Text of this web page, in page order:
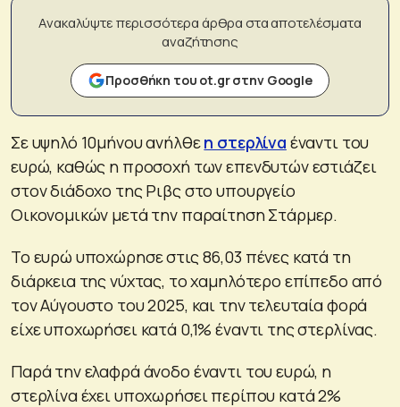
Ανακαλύψτε περισσότερα άρθρα στα αποτελέσματα
αναζήτησης
Προσθήκη του ot.gr στην Google
Σε υψηλό 10μήνου ανήλθεη στερλίνα έναντι του
ευρώ, καθώς η προσοχή των επενδυτών εστιάζει
στον διάδοχο της Ριβς στο υπουργείο
Οικονομικών μετά την παραίτηση Στάρμερ.
Το ευρώ υποχώρησε στις 86,03 πένες κατά τη
διάρκεια της νύχτας, το χαμηλότερο επίπεδο από
τον Αύγουστο του 2025, και την τελευταία φορά
είχε υποχωρήσει κατά 0,1% έναντι της στερλίνας.
Παρά την ελαφρά άνοδο έναντι του ευρώ, η
στερλίνα έχει υποχωρήσει περίπου κατά 2%